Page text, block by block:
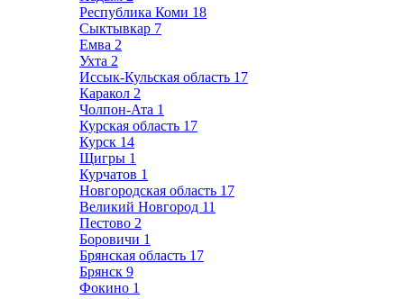
Республика Коми 18
Сыктывкар 7
Емва 2
Ухта 2
Иссык-Кульская область 17
Каракол 2
Чолпон-Ата 1
Курская область 17
Курск 14
Щигры 1
Курчатов 1
Новгородская область 17
Великий Новгород 11
Пестово 2
Боровичи 1
Брянская область 17
Брянск 9
Фокино 1